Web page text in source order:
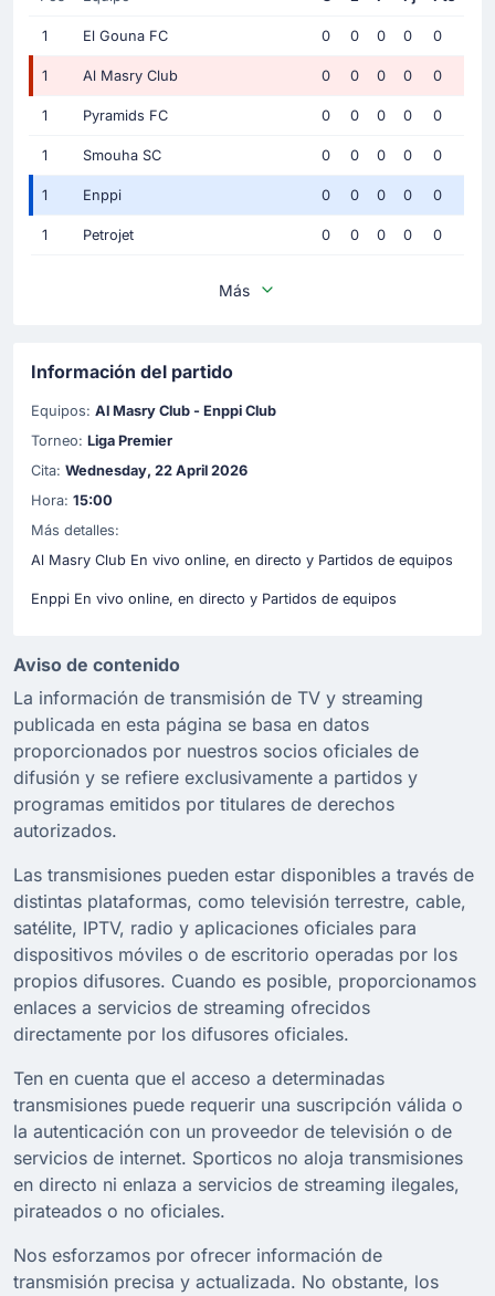
1 El Gouna FC 0 0 0 0 0
1 Al Masry Club 0 0 0 0 0
1 Pyramids FC 0 0 0 0 0
1 Smouha SC 0 0 0 0 0
1 Enppi 0 0 0 0 0
1 Petrojet 0 0 0 0 0
Más
Información del partido
Equipos: Al Masry Club - Enppi Club
Torneo: Liga Premier
Cita: Wednesday, 22 April 2026
Hora: 15:00
Más detalles:
Al Masry Club En vivo online, en directo y Partidos de equipos
Enppi En vivo online, en directo y Partidos de equipos
Aviso de contenido
La información de transmisión de TV y streaming
publicada en esta página se basa en datos
proporcionados por nuestros socios oficiales de
difusión y se refiere exclusivamente a partidos y
programas emitidos por titulares de derechos
autorizados.
Las transmisiones pueden estar disponibles a través de
distintas plataformas, como televisión terrestre, cable,
satélite, IPTV, radio y aplicaciones oficiales para
dispositivos móviles o de escritorio operadas por los
propios difusores. Cuando es posible, proporcionamos
enlaces a servicios de streaming ofrecidos
directamente por los difusores oficiales.
Ten en cuenta que el acceso a determinadas
transmisiones puede requerir una suscripción válida o
la autenticación con un proveedor de televisión o de
servicios de internet. Sporticos no aloja transmisiones
en directo ni enlaza a servicios de streaming ilegales,
pirateados o no oficiales.
Nos esforzamos por ofrecer información de
transmisión precisa y actualizada. No obstante, los